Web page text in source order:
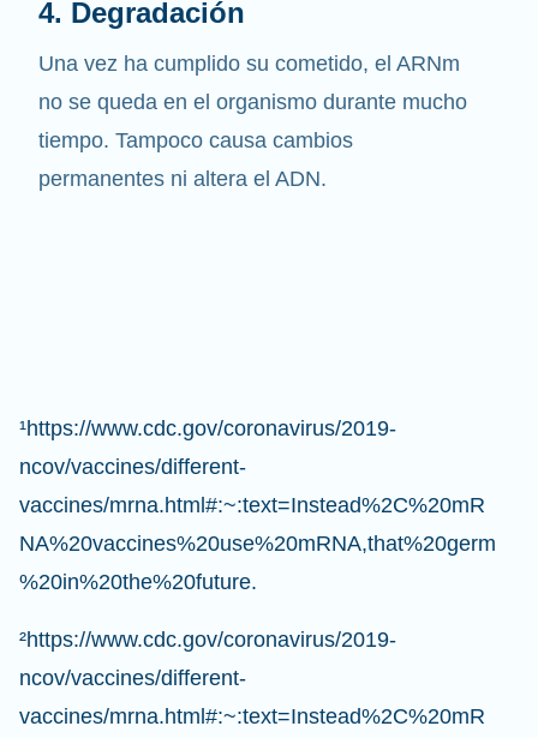
4. Degradación
Una vez ha cumplido su cometido, el ARNm
no se queda en el organismo durante mucho
tiempo. Tampoco causa cambios
permanentes ni altera el ADN.
¹https://www.cdc.gov/coronavirus/2019-
ncov/vaccines/different-
vaccines/mrna.html#:~:text=Instead%2C%20mR
NA%20vaccines%20use%20mRNA,that%20germ
%20in%20the%20future.
²https://www.cdc.gov/coronavirus/2019-
ncov/vaccines/different-
vaccines/mrna.html#:~:text=Instead%2C%20mR